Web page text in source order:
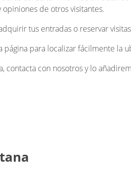
de otros visitantes.
tus entradas o reservar
para localizar fácilmente la
contacta con nosotros y lo